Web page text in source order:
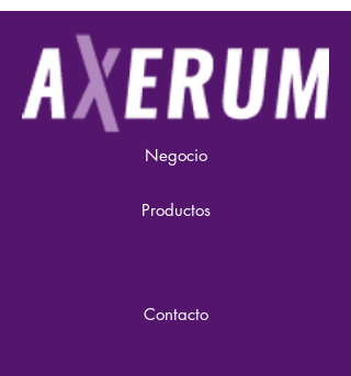
Negocio
Productos
Contacto